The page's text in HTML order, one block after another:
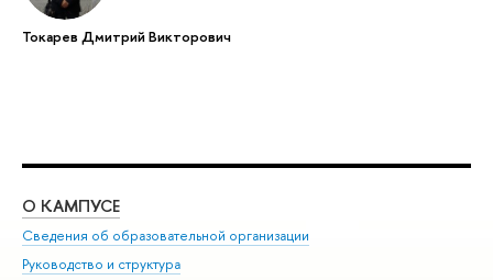
Токарев Дмитрий Викторович
О КАМПУСЕ
Сведения об образовательной организации
Руководство и структура